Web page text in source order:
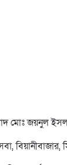
মোঃ জয়নুল
বিয়ানীবাজার,